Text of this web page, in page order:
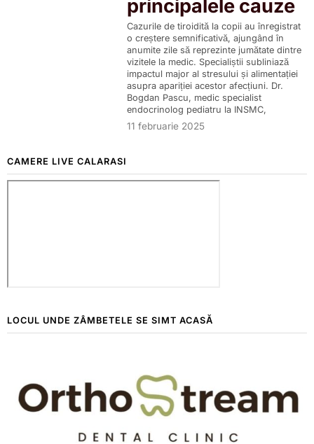
principalele cauze
Cazurile de tiroidită la copii au înregistrat
o creștere semnificativă, ajungând în
anumite zile să reprezinte jumătate dintre
vizitele la medic. Specialiștii subliniază
impactul major al stresului și alimentației
asupra apariției acestor afecțiuni. Dr.
Bogdan Pascu, medic specialist
endocrinolog pediatru la INSMC,
11 februarie 2025
CAMERE LIVE CALARASI
LOCUL UNDE ZÂMBETELE SE SIMT ACASĂ